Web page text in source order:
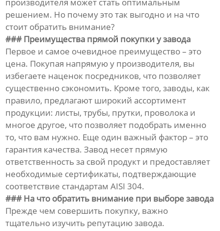
производителя может стать оптимальным
решением. Но почему это так выгодно и на что
стоит обратить внимание?
### Преимущества прямой покупки у завода
Первое и самое очевидное преимущество – это
цена. Покупая напрямую у производителя, вы
избегаете наценок посредников, что позволяет
существенно сэкономить. Кроме того, заводы, как
правило, предлагают широкий ассортимент
продукции: листы, трубы, прутки, проволока и
многое другое, что позволяет подобрать именно
то, что вам нужно. Еще один важный фактор – это
гарантия качества. Завод несет прямую
ответственность за свой продукт и предоставляет
необходимые сертификаты, подтверждающие
соответствие стандартам AISI 304.
### На что обратить внимание при выборе завода
Прежде чем совершить покупку, важно
тщательно изучить репутацию завода.